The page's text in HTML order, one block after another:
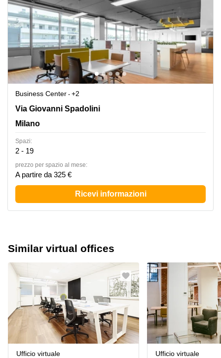
Business Center
+2
Via Giovanni Spadolini 7,Palazzo B,Piano 6, Milano
Via Giovanni Spadolini
Milano
Spazi:
2 - 19
prezzo per spazio al mese:
A partire da 325 €
Ricevi informazioni
Similar virtual offices
Ufficio virtuale Ufficio virtuale